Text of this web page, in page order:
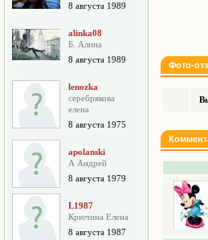
8 августа 1989
alinka08
Б. Алина
8 августа 1989
lenozka
серебрякова
елена
8 августа 1975
apolanski
А Андрей
8 августа 1979
L1987
Крючина Елена
8 августа 1987
Фото-